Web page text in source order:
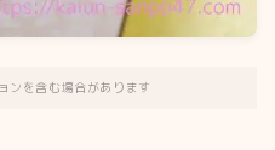
ンを含む場合があります